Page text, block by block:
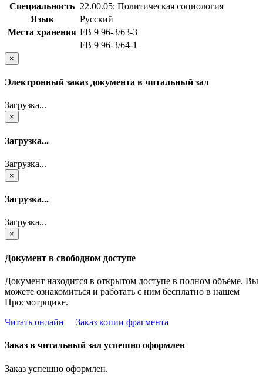
Специальность 22.00.05: Политическая социология
Язык
Русский
Места хранения FB 9 96-3/63-3
FB 9 96-3/64-1
×
Электронный заказ документа в читальный зал
Загрузка...
×
Загрузка...
Загрузка...
×
Загрузка...
Загрузка...
×
Документ в свободном доступе
Документ находится в открытом доступе в полном объёме. Вы
можете ознакомиться и работать с ним бесплатно в нашем
Просмотрщике.
Читать онлайн
Заказ копии фрагмента
Заказ в читальный зал успешно оформлен
Заказ успешно оформлен.